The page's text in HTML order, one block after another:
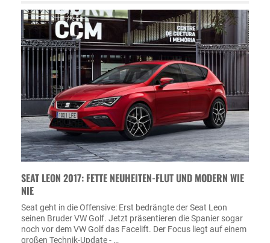
SEAT LEON 2017: FETTE NEUHEITEN-FLUT UND MODERN WIE
NIE
Seat geht in die Offensive: Erst bedrängte der Seat Leon
seinen Bruder VW Golf. Jetzt präsentieren die Spanier sogar
noch vor dem VW Golf das Facelift. Der Focus liegt auf einem
großen Technik-Update - …